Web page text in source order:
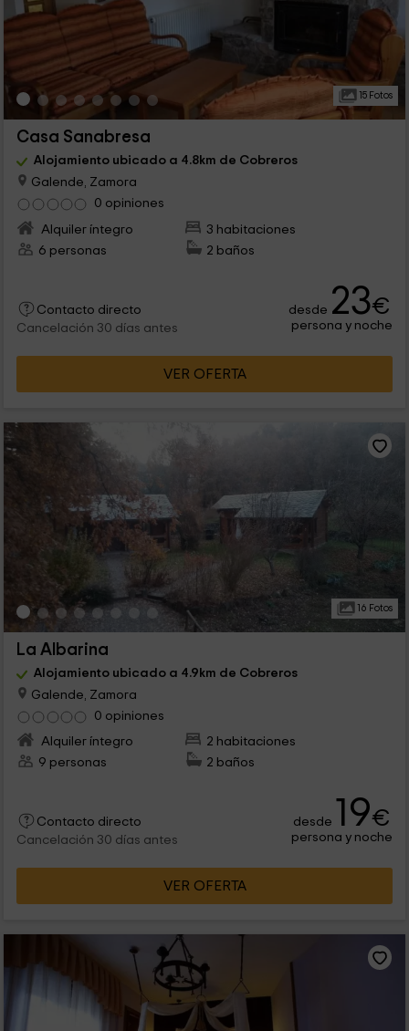
15 Fotos
Casa Sanabresa
Alojamiento ubicado a 4.8km de Cobreros
Galende, Zamora
0 opiniones
Alquiler íntegro
3 habitaciones
6 personas
2 baños
Contacto directo
Cancelación 30 días antes
desde 23€
persona y noche
VER OFERTA
16 Fotos
La Albarina
Alojamiento ubicado a 4.9km de Cobreros
Galende, Zamora
0 opiniones
Alquiler íntegro
2 habitaciones
9 personas
2 baños
Contacto directo
Cancelación 30 días antes
desde 19€
persona y noche
VER OFERTA